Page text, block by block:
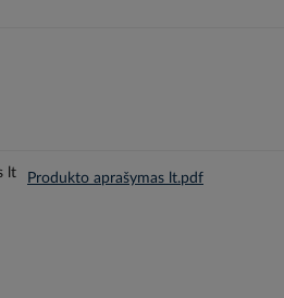
Produkto aprašymas lt.pdf